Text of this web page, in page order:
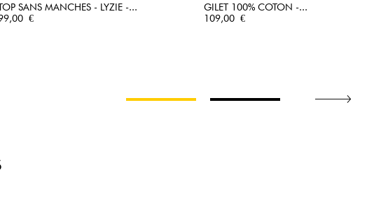
SANS MANCHES - LYZIE -...
€
GILET 100% COTON -...
Prix
109,00 €